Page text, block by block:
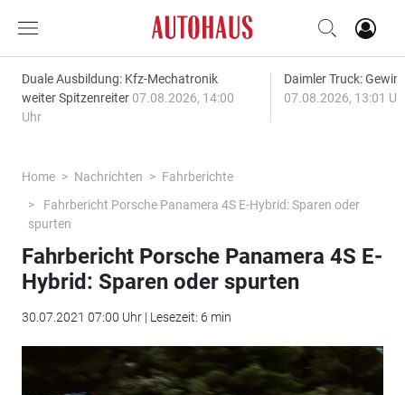
Duale Ausbildung: Kfz-Mechatronik
weiter Spitzenreiter 07.08.2026, 14:00
Uhr
Daimler Truck:
07.08.2026, 13:01
Home Nachrichten
Fahrberichte
Fahrbericht Porsche Panamera 4S E-Hybrid: Sparen oder
spurten
Fahrbericht Porsche Panamera 4S E-
Hybrid: Sparen oder spurten
30.07.2021 07:00 Uhr | Lesezeit: 6 min